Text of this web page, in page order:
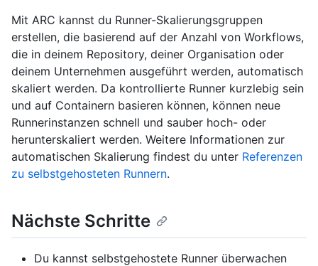
Mit ARC kannst du Runner-Skalierungsgruppen
erstellen, die basierend auf der Anzahl von Workflows,
die in deinem Repository, deiner Organisation oder
deinem Unternehmen ausgeführt werden, automatisch
skaliert werden. Da kontrollierte Runner kurzlebig sein
und auf Containern basieren können, können neue
Runnerinstanzen schnell und sauber hoch- oder
herunterskaliert werden. Weitere Informationen zur
automatischen Skalierung findest du unter Referenzen
zu selbstgehosteten Runnern.
Nächste Schritte
Du kannst selbstgehostete Runner überwachen